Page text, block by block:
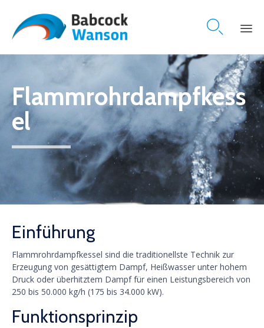

content
Flammrohrdampfkess
el
Einführung
Flammrohrdampfkessel sind die traditionellste Technik zur
Erzeugung von gesättigtem Dampf, Heißwasser unter hohem
Druck oder überhitztem Dampf für einen Leistungsbereich von
250 bis 50.000 kg/h (175 bis 34.000 kW).
Funktionsprinzip